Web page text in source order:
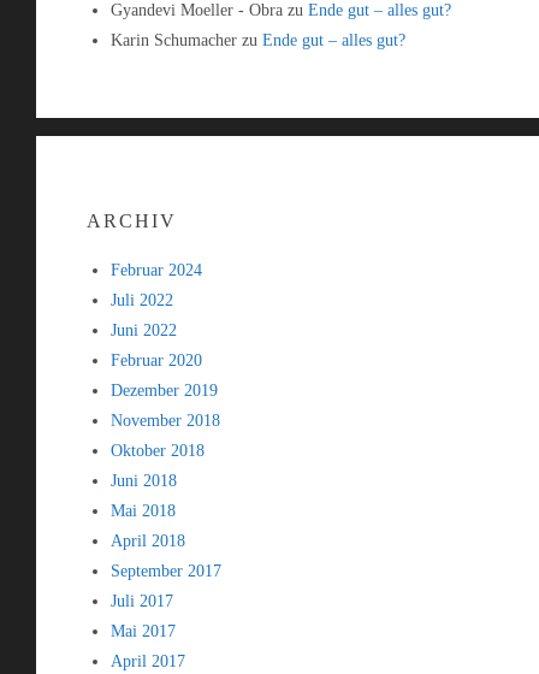
Gyandevi Moeller - Obrazu Ende gut – alles gut?
Karin Schumacherzu Ende gut – alles gut?
ARCHIV
Februar 2024
Juli 2022
Juni 2022
Februar 2020
Dezember 2019
November 2018
Oktober 2018
Juni 2018
Mai 2018
April 2018
September 2017
Juli 2017
Mai 2017
April 2017